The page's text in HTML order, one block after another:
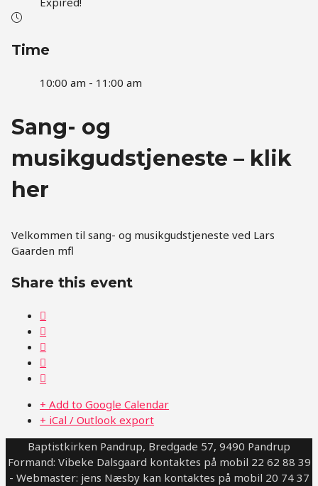
Time
10:00 am - 11:00 am
Sang- og
musikgudstjeneste – klik
her
Velkommen til sang- og musikgudstjeneste ved Lars
Gaarden mfl
Share this event
+ Add to Google Calendar
+ iCal / Outlook export
Baptistkirken Pandrup, Bredgade 57, 9490 Pandrup
Formand: Vibeke Dalsgaard kontaktes på mobil 22 62 88 39
- Webmaster: jens Næsby kan kontaktes på mobil 20 74 37